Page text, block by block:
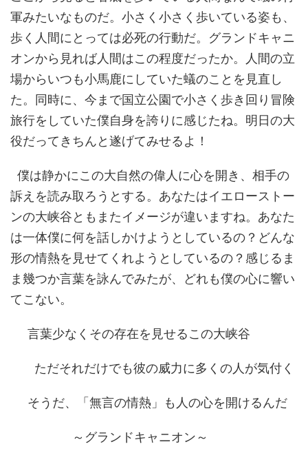
軍みたいなものだ。小さく小さく歩いている姿も、
歩く人間にとっては必死の行動だ。グランドキャニ
オンから見れば人間はこの程度だったか。人間の立
場からいつも小馬鹿にしていた蟻のことを見直し
た。同時に、今まで国立公園で小さく歩き回り冒険
旅行をしていた僕自身を誇りに感じたね。明日の大
役だってきちんと遂げてみせるよ！
僕は静かにこの大自然の偉人に心を開き、相手の
訴えを読み取ろうとする。あなたはイエローストー
ンの大峡谷ともまたイメージが違いますね。あなた
は一体僕に何を話しかけようとしているの？どんな
形の情熱を見せてくれようとしているの？感じるま
ま幾つか言葉を詠んでみたが、どれも僕の心に響い
てこない。
言葉少なくその存在を見せるこの大峡谷
ただそれだけでも彼の威力に多くの人が気付く
そうだ、「無言の情熱」も人の心を開けるんだ
～グランドキャニオン～